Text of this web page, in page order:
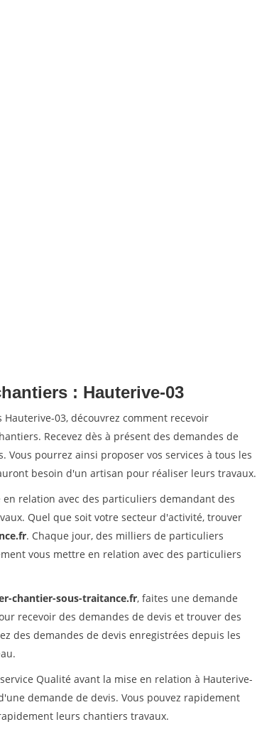
: Hauterive-03
03, découvrez comment recevoir
Recevez dès à présent des demandes de
pourrez ainsi proposer vos services à tous les
besoin d'un artisan pour réaliser leurs travaux.
relation avec des particuliers demandant des
Quel que soit votre secteur d'activité, trouver
. Chaque jour, des milliers de particuliers
vous mettre en relation avec des particuliers
chantier-sous-traitance.fr, faites une demande
recevoir des demandes de devis et trouver des
des demandes de devis enregistrées depuis les
Qualité avant la mise en relation à Hauterive-
demande de devis. Vous pouvez rapidement
leurs chantiers travaux.